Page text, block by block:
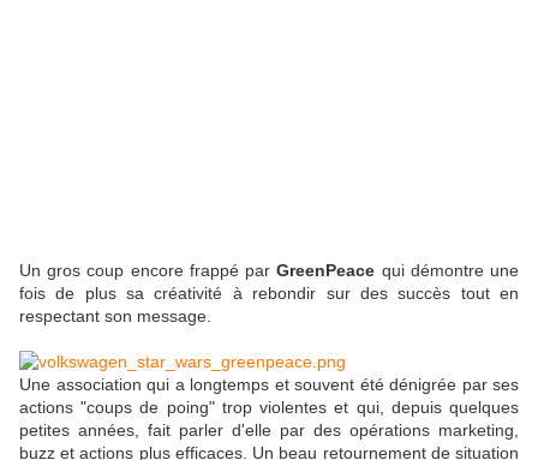
Un gros coup encore frappé parGreenPeace qui démontre une
fois de plus sa créativité à rebondir sur des succès tout en
respectant son message.
Une association qui a longtemps et souvent été dénigrée par ses
actions "coups de poing" trop violentes et qui, depuis quelques
petites années, fait parler d'elle par des opérations marketing,
buzz et actions plus efficaces. Un beau retournement de situation